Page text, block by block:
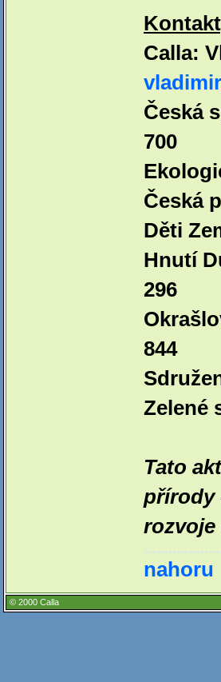
Calla:
Česká
700
Česká
Děti
Hnutí
296
844
Zelené
Tato
přírody
rozvoje
nahoru
© 2000 Calla